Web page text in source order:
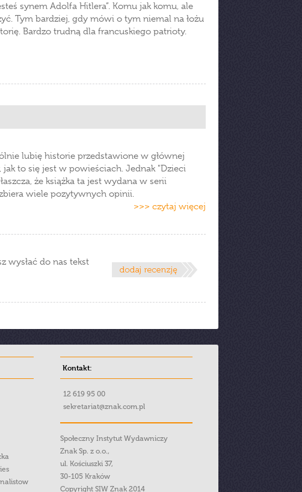
synem Adolfa Hitlera”. Komu jak komu, ale
Tym bardziej, gdy mówi o tym niemal na łożu
Bardzo trudną dla francuskiego patrioty.
lubię historie przedstawione w głównej
to się jest w powieściach. Jednak "Dzieci
że książka ta jest wydana w serii
wiele pozytywnych opinii.
>>> czytaj więcej
wysłać do nas tekst
Kontakt:
12 619 95 00
sekretariat@znak.com.pl
Społeczny Instytut Wydawniczy
Znak Sp. z o.o.,
ul. Kościuszki 37,
30-105 Kraków
Copyright SIW Znak 2014